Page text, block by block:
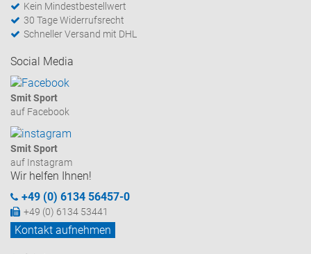
Kein Mindestbestellwert
30 Tage Widerrufsrecht
Schneller Versand mit DHL
Social Media
Smit Sport
auf Facebook
Smit Sport
auf Instagram
Wir helfen Ihnen!
+49 (0) 6134 56457-0
+49 (0) 6134 53441
Kontakt aufnehmen